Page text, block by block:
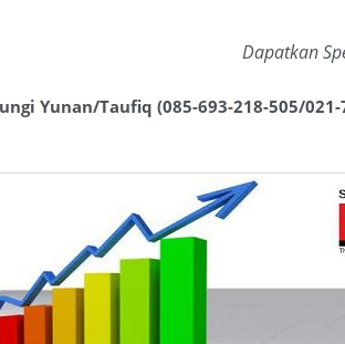
Dapatkan
Yunan/Taufiq (085-693-218-505/